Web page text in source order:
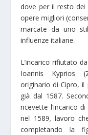
dove per il resto dei
opere migliori
marcate da uno
influenze italiane.
L’incarico rifiutato
Ioannis Kyprios
originario di Cipro, il
già dal 1587.
ricevette l’incarico
nel 1589, lavoro
completando la